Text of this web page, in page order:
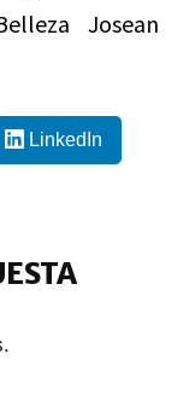
Josean
LinkedIn